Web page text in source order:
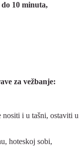
do 10 minuta,
za vežbanje:
nositi i u tašni, ostaviti u
hoteskoj sobi,